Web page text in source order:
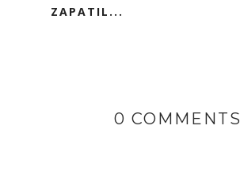
ZAPATIL...
0 COMMENTS